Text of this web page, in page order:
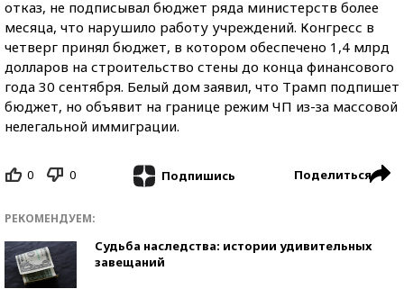
отказ, не подписывал бюджет ряда министерств более
месяца, что нарушило работу учреждений. Конгресс в
четверг принял бюджет, в котором обеспечено 1,4 млрд
долларов на строительство стены до конца финансового
года 30 сентября. Белый дом заявил, что Трамп подпишет
бюджет, но объявит на границе режим ЧП из-за массовой
нелегальной иммиграции.
0 0 Подпишись Поделиться
РЕКОМЕНДУЕМ:
Судьба наследства: истории удивительных
завещаний